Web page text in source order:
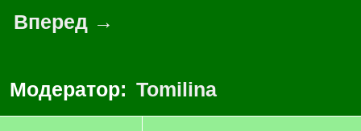
Вперед →
Модератор: Tomilina